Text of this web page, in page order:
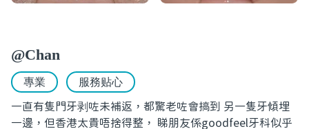
@Chan
專業 服務贴心
一直有隻門牙剥咗未補返，都驚老咗會搞到 另一隻牙傾埋
一邊，但香港太貴唔捨得整， 睇朋友係goodfeel牙科似乎